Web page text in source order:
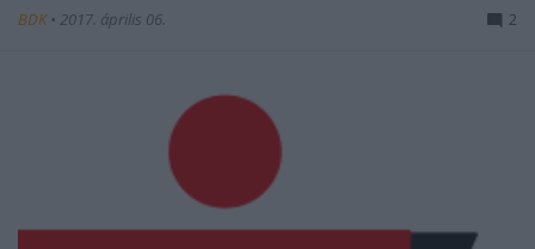
BDK • 2017. április 06. 2